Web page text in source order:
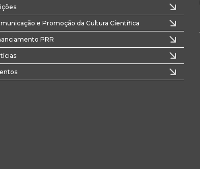
e Promoção da Cultura Científica
PRR